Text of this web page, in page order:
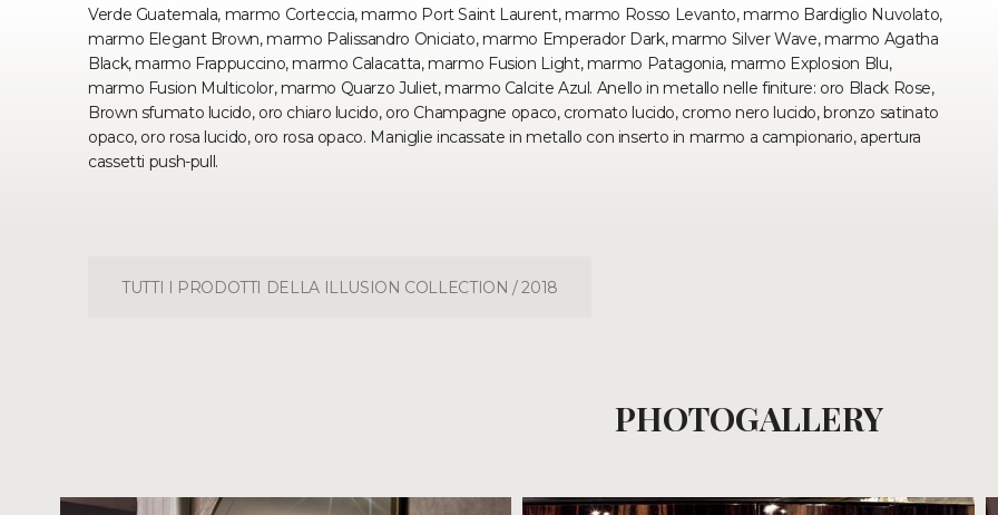
Verde Guatemala, marmo Corteccia, marmo Port Saint Laurent, marmo Rosso Levanto, marmo Bardiglio Nuvolato,
marmo Elegant Brown, marmo Palissandro Oniciato, marmo Emperador Dark, marmo Silver Wave, marmo Agatha
Black, marmo Frappuccino, marmo Calacatta, marmo Fusion Light, marmo Patagonia, marmo Explosion Blu,
marmo Fusion Multicolor, marmo Quarzo Juliet, marmo Calcite Azul. Anello in metallo nelle finiture: oro Black Rose,
Brown sfumato lucido, oro chiaro lucido, oro Champagne opaco, cromato lucido, cromo nero lucido, bronzo satinato
opaco, oro rosa lucido, oro rosa opaco. Maniglie incassate in metallo con inserto in marmo a campionario, apertura
cassetti push-pull.
TUTTI I PRODOTTI DELLA ILLUSION COLLECTION / 2018
PHOTOGALLERY